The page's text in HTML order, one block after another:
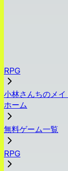
RPG
小林さんちのメ
ホーム
無料ゲーム一覧
RPG